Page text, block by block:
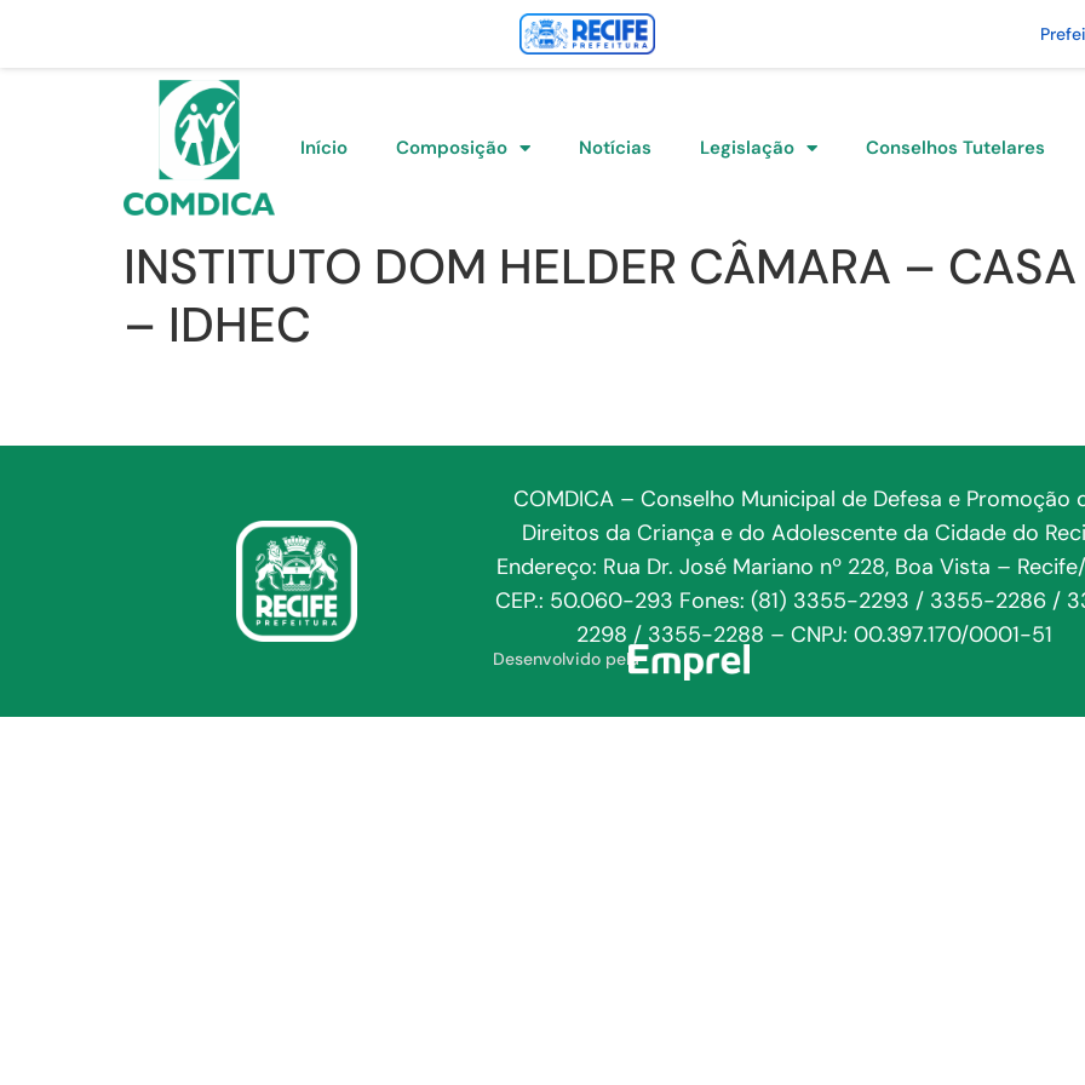
Início Composição Notícias Legislação Conselhos Tutelares
INSTITUTO DOM HELDER CÂMARA –
– IDHEC
COMDICA – Conselho Municipal de Defesa e Promoção
Direitos da Criança e do Adolescente da Cidade do
Endereço: Rua Dr. José Mariano nº 228, Boa Vista –
CEP.: 50.060-293 Fones: (81) 3355-2293 / 3355-2286 /
2298 / 3355-2288 – CNPJ: 00.397.170/0001-51
Desenvolvido pela